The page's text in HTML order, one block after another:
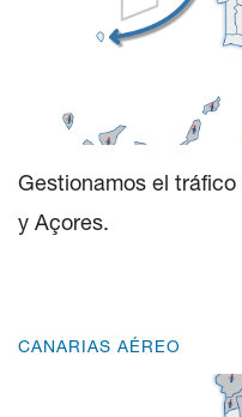
Gestionamos el
y Açores.
CANARIAS AÉREO